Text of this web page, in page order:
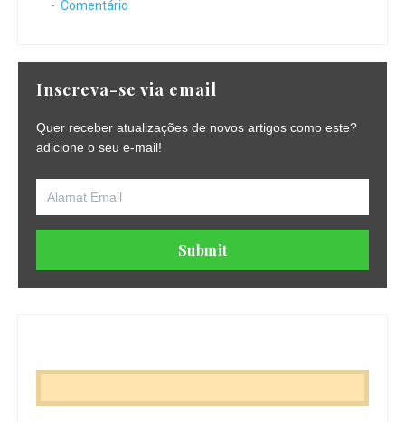
Comentário
Inscreva-se via email
Quer receber atualizações de novos artigos como este?
adicione o seu e-mail!